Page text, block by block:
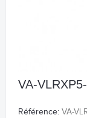
VA-
Référence: VA-